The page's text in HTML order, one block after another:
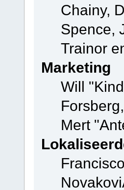
Chainy,
Spence,
Trainor
Marketing
Will
Mert